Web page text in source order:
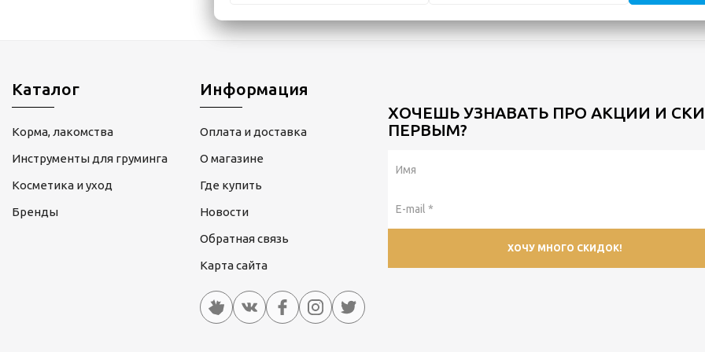
Каталог
Корма, лакомства
Инструменты для груминга
Косметика и уход
Бренды
Информация
Оплата и доставка
О магазине
Где купить
Новости
Обратная связь
Карта сайта
ХОЧЕШЬ УЗНАВАТЬ ПРО АКЦИИ И
ПЕРВЫМ?